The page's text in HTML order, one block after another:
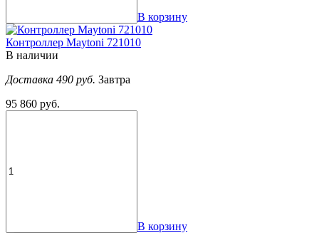
В корзину
Контроллер Maytoni 721010
В наличии
Доставка 490 руб. Завтра
95 860 руб.
В корзину